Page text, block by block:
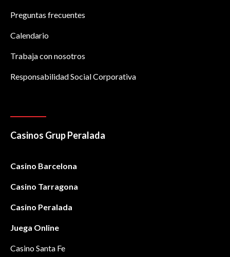
Preguntas frecuentes
Calendario
Trabaja con nosotros
Responsabilidad Social Corporativa
Casinos Grup Peralada
Casino Barcelona
Casino Tarragona
Casino Peralada
Juega Online
Casino Santa Fe